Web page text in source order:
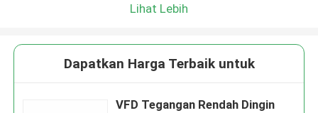
Lihat Lebih
Dapatkan Harga Terbaik untuk
VFD Tegangan Rendah Dingin